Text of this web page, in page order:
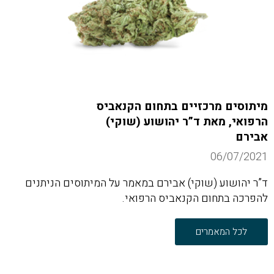
מיתוסים מרכזיים בתחום הקנאביס
הרפואי, מאת ד”ר יהושוע (שוקי)
אבירם
06/07/2021
ד”ר יהושוע (שוקי) אבירם במאמר על המיתוסים הניתנים
להפרכה בתחום הקנאביס הרפואי.
לכל המאמרים